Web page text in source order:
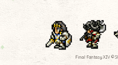
Final Fantasy XIV ©